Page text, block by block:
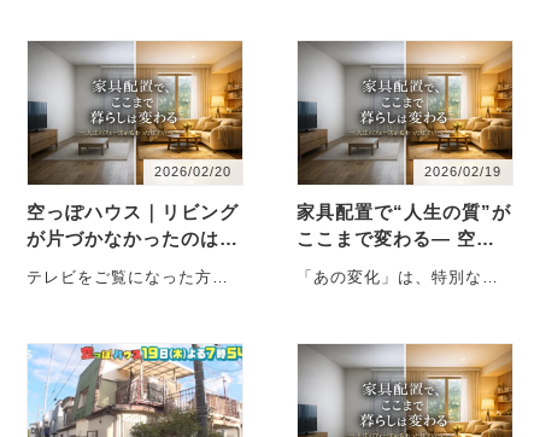
流れを・・・
る」というお悩みで
す。・・・
2026/02/20
空っぽハウス｜リビング
が片づかなかったのは
「収納」ではありません
でした
テレビをご覧になった方か
というご質問を多く・・・
2026/02/19
家具配置で“人生の質”が
ここまで変わる― 空っ
ぽハウスを見て驚いた方
へ。大きなリフォームを
「あの変化」は、特別な家